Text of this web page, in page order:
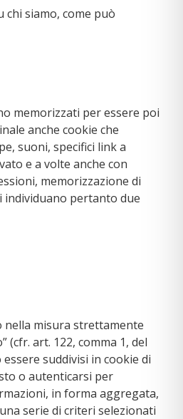
siamo, come può
memorizzati per essere poi
anche cookie che
suoni, specifici link a
e a volte anche con
memorizzazione di
individuano pertanto due
nella misura strettamente
art. 122, comma 1, del
suddivisi in cookie di
o autenticarsi per
in forma aggregata,
serie di criteri selezionati